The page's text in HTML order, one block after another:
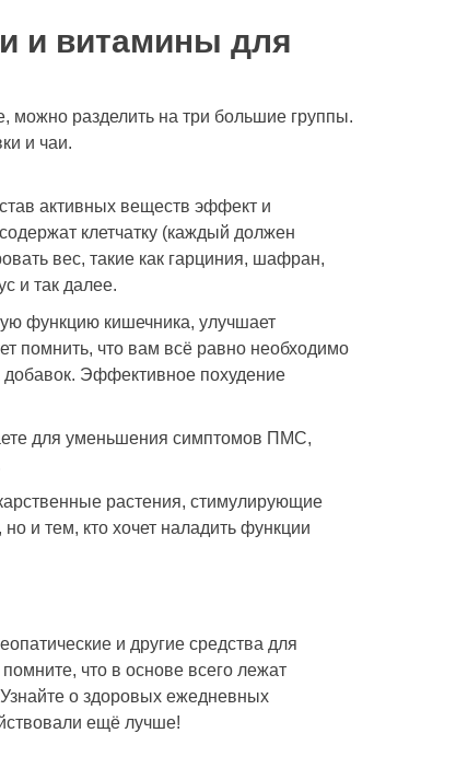
и витамины для
можно разделить на три большие группы.
и чаи.
активных веществ эффект и
клетчатку (каждый должен
вес, такие как гарциния, шафран,
и так далее.
функцию кишечника, улучшает
помнить, что вам всё равно необходимо
добавок. Эффективное похудение
для уменьшения симптомов ПМС,
растения, стимулирующие
и тем, кто хочет наладить функции
и другие средства для
что в основе всего лежат
о здоровых ежедневных
ещё лучше!